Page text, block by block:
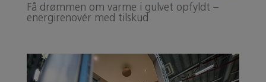
Få drømmen om varme i gulvet opfyldt –
energirenovér med tilskud